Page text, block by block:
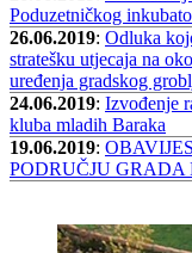
Poduzetničkog
26.06.2019: Odluka
stratešku utjecaja na
uređenja gradskog
24.06.2019: Izvođenje
kluba mladih Baraka
19.06.2019:
PODRUČJU GRADA